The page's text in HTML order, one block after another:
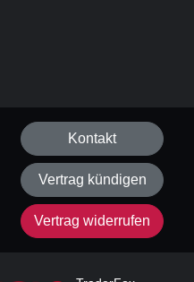
Kontakt
Vertrag kündigen
Vertrag widerrufen